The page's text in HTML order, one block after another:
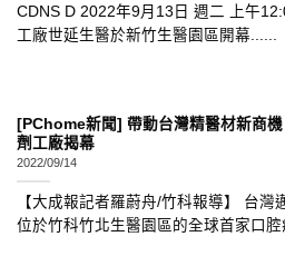
CDNS D 2022年9月13日 週二 上午
工廠世延生醫於新竹生醫園區開幕......
[PChome新聞] 帶動台灣精醫材新商
劑工廠揭幕
2022/09/14
【大成報記者羅蔚舟/竹科報導】 台灣
位於竹科竹北生醫園區的全球首家口腔